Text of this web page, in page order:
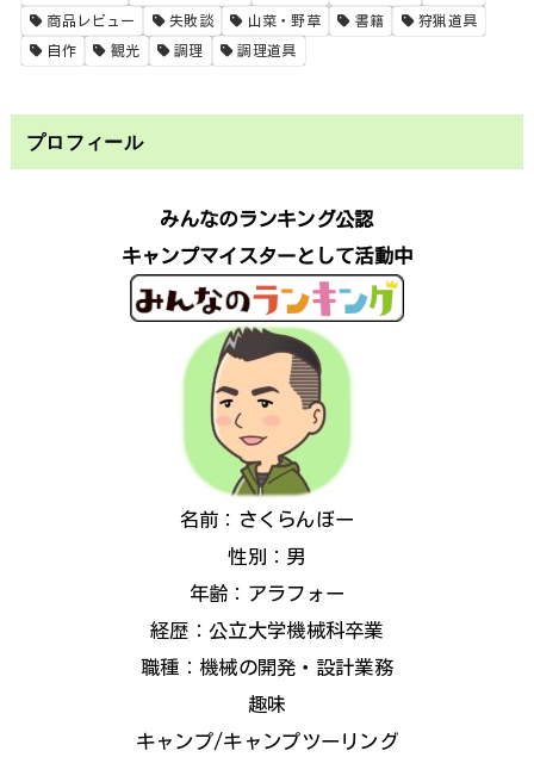
商品レビュー 失敗談 山菜・野草 書籍 狩猟道具
自作 観光 調理 調理道具
プロフィール
みんなのランキング公認
キャンプマイスターとして活動中
名前：さくらんぼー
性別：男
年齢：アラフォー
経歴：公立大学機械科卒業
職種：機械の開発・設計業務
趣味
キャンプ/キャンプツーリング